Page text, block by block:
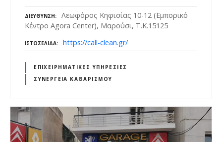
ΔΙΕΎΘΥΝΣΗ
Λεωφόρος Κηφισίας 10-12 (Εμπορικό
Κέντρο Agora Center), Μαρούσι, Τ.Κ.15125
ΙΣΤΟΣΕΛΊΔΑ https://call-clean.gr/
ΕΠΙΧΕΙΡΗΜΑΤΙΚΈΣ ΥΠΗΡΕΣΊΕΣ
ΣΥΝΕΡΓΕΊΑ ΚΑΘΑΡΙΣΜΟΎ